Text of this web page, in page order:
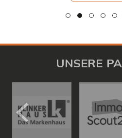
UNSERE